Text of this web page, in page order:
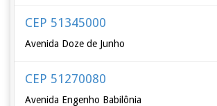
CEP 51345000
Avenida Doze de Junho
CEP 51270080
Avenida Engenho Babilônia